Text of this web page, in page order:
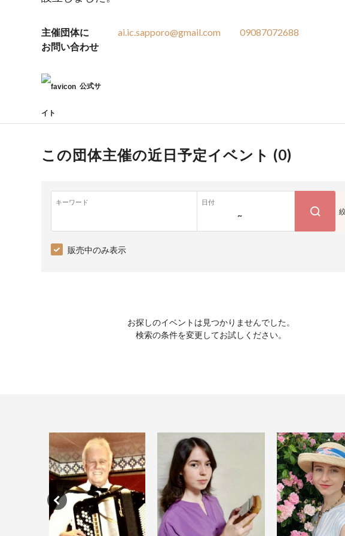
主催団体に
お問い合わせ
ai.ic.sapporo@gmail.com 09087072688
公式サ
イト
この団体主催の近日予定イベント (0)
キーワード 日付
~
販売中のみ表示
お探しのイベントは見つかりませんでした。
検索の条件を変更してお試しください。